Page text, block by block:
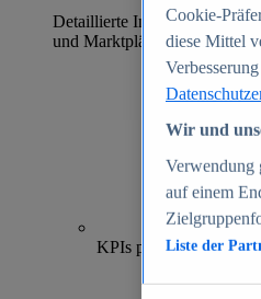
Detaillierte Informationen zu
und Marktplätzen
KPIs pro Shop
Cookie-
diese Mittel
Wir und
Verwendung
auf einem
Liste der